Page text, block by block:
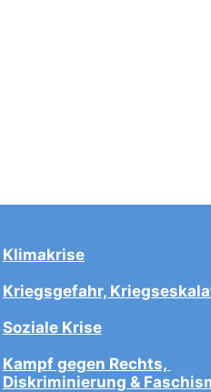
Klimakrise
Kriegsgefahr,
Soziale Krise
Kampf gegen Rechts,
Diskriminierung &